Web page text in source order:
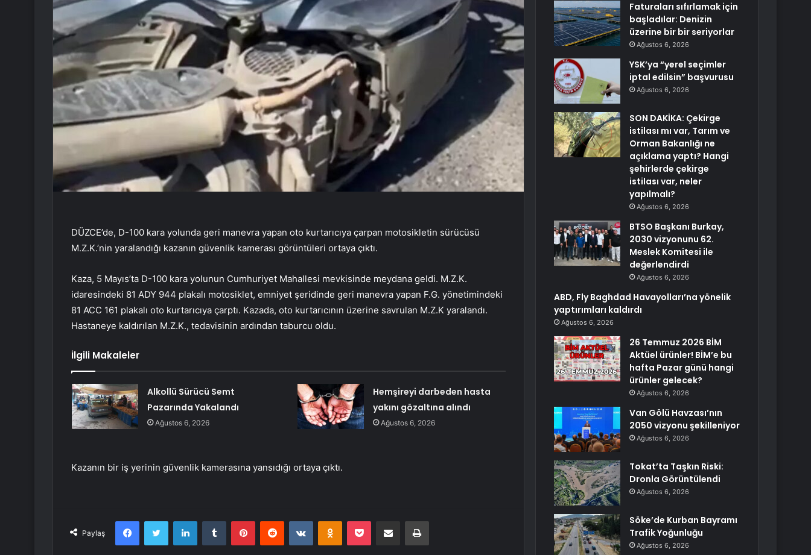
DÜZCE’de, D-100 kara yolunda geri manevra yapan oto kurtarıcıya çarpan motosikletin sürücüsü
M.Z.K.’nin yaralandığı kazanın güvenlik kamerası görüntüleri ortaya çıktı.
Kaza, 5 Mayıs’ta D-100 kara yolunun Cumhuriyet Mahallesi mevkisinde meydana geldi. M.Z.K.
idaresindeki 81 ADY 944 plakalı motosiklet, emniyet şeridinde geri manevra yapan F.G. yönetimindeki
81 ACC 161 plakalı oto kurtarıcıya çarptı. Kazada, oto kurtarıcının üzerine savrulan M.Z.K yaralandı.
Hastaneye kaldırılan M.Z.K., tedavisinin ardından taburcu oldu.
İlgili Makaleler
Alkollü Sürücü Semt
Pazarında Yakalandı
Ağustos 6, 2026
Hemşireyi darbeden hasta
yakını gözaltına alındı
Ağustos 6, 2026
Kazanın bir iş yerinin güvenlik kamerasına yansıdığı ortaya çıktı.
Paylaş
FacebookTwitter LinkedInTumblr PinterestReddit VKontakteOdnoklassniki
Pocket E-Posta ile paylaş Yazdır
Faturaları sıfırlamak için
başladılar: Denizin
üzerine bir bir seriyorlar
Ağustos 6, 2026
YSK’ya “yerel seçimler
iptal edilsin” başvurusu
Ağustos 6, 2026
SON DAKİKA: Çekirge
istilası mı var, Tarım ve
Orman Bakanlığı ne
açıklama yaptı? Hangi
şehirlerde çekirge
istilası var, neler
yapılmalı?
Ağustos 6, 2026
BTSO Başkanı Burkay,
2030 vizyonunu 62.
Meslek Komitesi ile
değerlendirdi
Ağustos 6, 2026
ABD, Fly Baghdad Havayolları’na yönelik
yaptırımları kaldırdı
Ağustos 6, 2026
26 Temmuz 2026 BİM
Aktüel ürünler! BİM’e bu
hafta Pazar günü hangi
ürünler gelecek?
Ağustos 6, 2026
Van Gölü Havzası’nın
2050 vizyonu şekilleniyor
Ağustos 6, 2026
Tokat’ta Taşkın Riski:
Dronla Görüntülendi
Ağustos 6, 2026
Söke’de Kurban Bayramı
Trafik Yoğunluğu
Ağustos 6, 2026